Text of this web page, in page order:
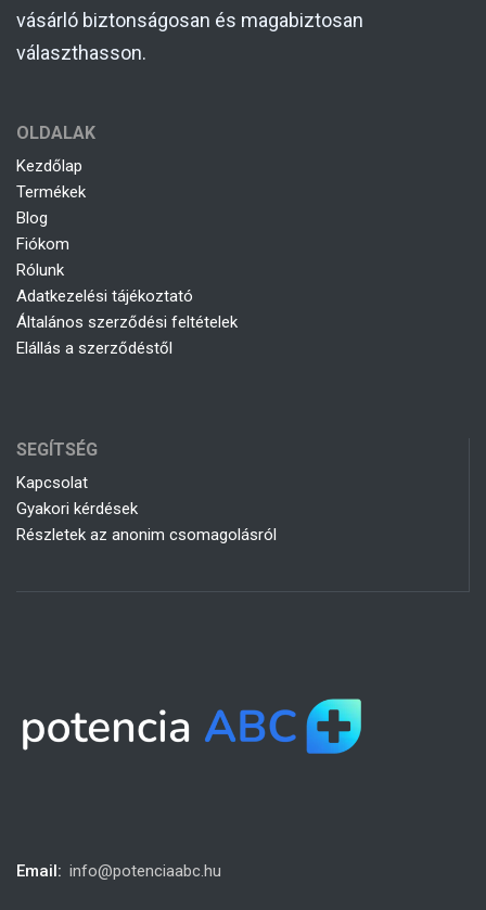
vásárló biztonságosan és magabiztosan
választhasson.
OLDALAK
Kezdőlap
Termékek
Blog
Fiókom
Rólunk
Adatkezelési tájékoztató
Általános szerződési feltételek
Elállás a szerződéstől
SEGÍTSÉG
Kapcsolat
Gyakori kérdések
Részletek az anonim csomagolásról
Email: info@potenciaabc.hu